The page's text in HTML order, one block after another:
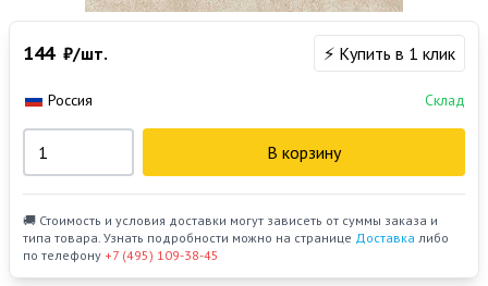
144 ₽/шт. ⚡ Купить в 1 клик
Россия Склад
В корзину
🚚 Стоимость и условия доставки могут зависеть от суммы заказа и
типа товара. Узнать подробности можно на странице Доставка либо
по телефону +7 (495) 109-38-45